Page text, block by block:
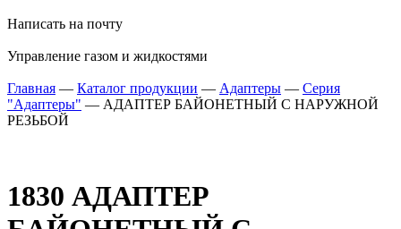
Написать на почту
Управление газом и жидкостями
Главная — Каталог продукции — Адаптеры — Серия
"Адаптеры" — АДАПТЕР БАЙОНЕТНЫЙ С НАРУЖНОЙ
РЕЗЬБОЙ
1830 АДАПТЕР